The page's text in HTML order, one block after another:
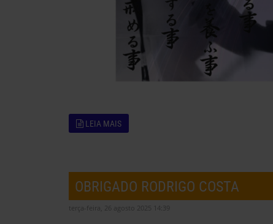
LEIA MAIS
OBRIGADO RODRIGO COSTA
terça-feira, 26 agosto 2025 14:39